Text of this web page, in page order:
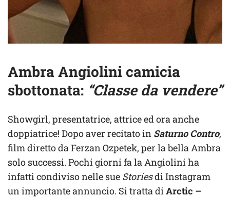
Ambra Angiolini camicia
sbottonata: “Classe da vendere”
Showgirl, presentatrice, attrice ed ora anche
doppiatrice! Dopo aver recitato in Saturno Contro,
film diretto da Ferzan Ozpetek, per la bella Ambra
solo successi. Pochi giorni fa la Angiolini ha
infatti condiviso nelle sue Storiesdi Instagram
un importante annuncio. Si tratta diArctic –